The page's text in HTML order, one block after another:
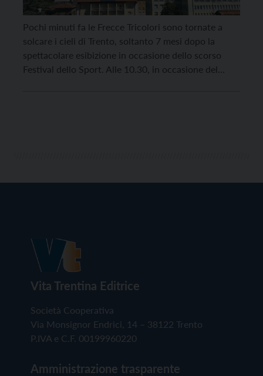
Pochi minuti fa le Frecce Tricolori sono tornate a
solcare i cieli di Trento, soltanto 7 mesi dopo la
spettacolare esibizione in occasione dello scorso
Festival dello Sport. Alle 10.30, in occasione del
Vita Trentina Editrice
Società Cooperativa
Via Monsignor Endrici, 14 – 38122 Trento
P.IVA e C.F. 00199960220
Amministrazione trasparente